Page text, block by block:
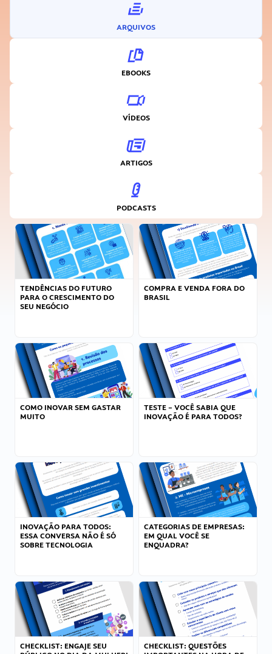
ARQUIVOS
EBOOKS
VÍDEOS
ARTIGOS
PODCASTS
TENDÊNCIAS DO FUTURO
PARA O CRESCIMENTO DO
SEU NEGÓCIO
COMPRA E VENDA FORA DO
BRASIL
COMO INOVAR SEM GASTAR
MUITO
TESTE – VOCÊ SABIA QUE
INOVAÇÃO É PARA TODOS?
INOVAÇÃO PARA TODOS:
ESSA CONVERSA NÃO É SÓ
SOBRE TECNOLOGIA
CATEGORIAS DE EMPRESAS:
EM QUAL VOCÊ SE
ENQUADRA?
CHECKLIST: ENGAJE SEU
CHECKLIST: QUESTÕES